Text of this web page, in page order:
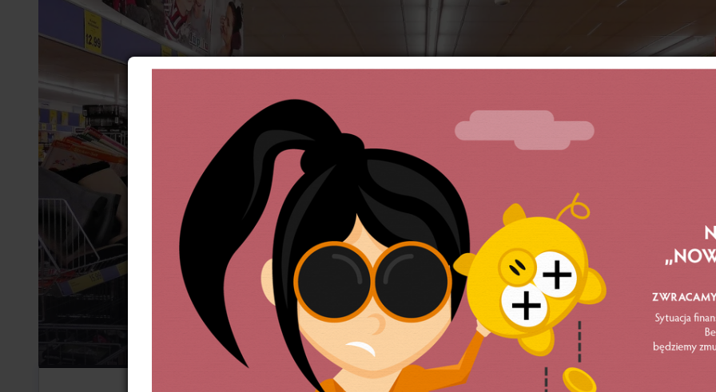
Zmiany przeciw pracownikom
18-5-2025